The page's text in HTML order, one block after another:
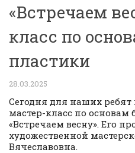
«Встречаем
класс по
пластики
28.03.2025
Сегодня для наших
мастер-класс по
«Встречаем весну». Его
художественной
Вячеславовна.